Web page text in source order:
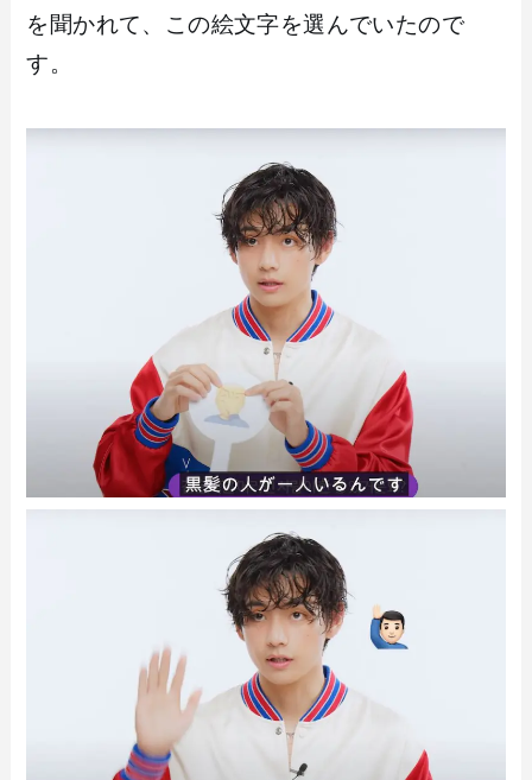
を聞かれて、この絵文字を選んでいたので
す。